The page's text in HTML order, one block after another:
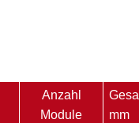
Anzahl
Module
mm